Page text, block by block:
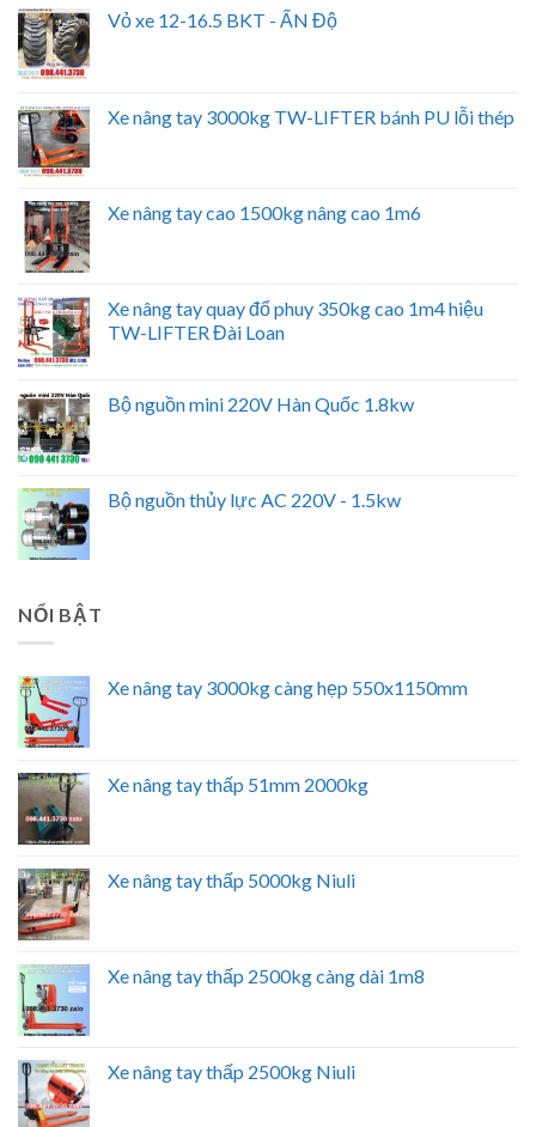
Vỏ xe 12-16.5 BKT - ẤN Độ
Xe nâng tay 3000kg TW-LIFTER bánh PU lỗi thép
Xe nâng tay cao 1500kg nâng cao 1m6
Xe nâng tay quay đổ phuy 350kg cao 1m4 hiệu
TW-LIFTER Đài Loan
Bộ nguồn mini 220V Hàn Quốc 1.8kw
Bộ nguồn thủy lực AC 220V - 1.5kw
NỔI BẬT
Xe nâng tay 3000kg càng hẹp 550x1150mm
Xe nâng tay thấp 51mm 2000kg
Xe nâng tay thấp 5000kg Niuli
Xe nâng tay thấp 2500kg càng dài 1m8
Xe nâng tay thấp 2500kg Niuli